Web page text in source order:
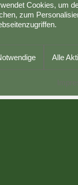
Cookies, um
zum
Alle
AGB